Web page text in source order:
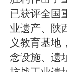
已获评全国
业遗产、陕
义教育基地
念设施、遗